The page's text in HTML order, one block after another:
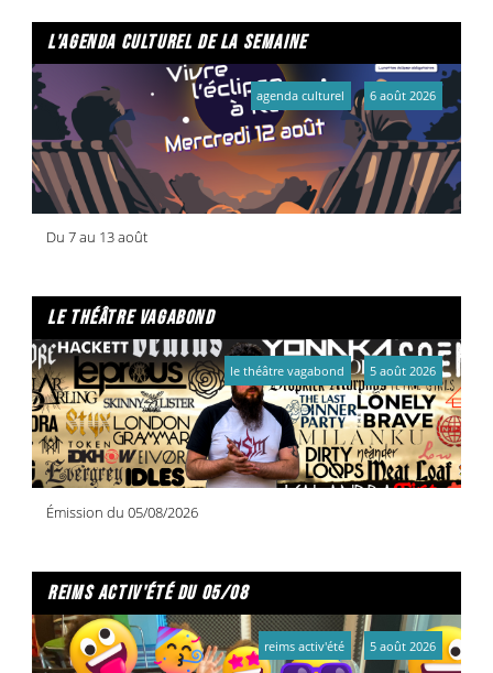
l'agenda culturel de la semaine
Du 7 au 13 août
agenda culturel 6 août 2026
le théâtre vagabond
Émission du 05/08/2026
le théâtre vagabond 5 août 2026
reims activ'été du 05/08
reims activ'été 5 août 2026